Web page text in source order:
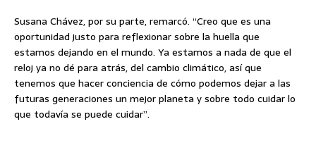
Susana Chávez, por su parte, remarcó. “Creo que es una
oportunidad justo para reflexionar sobre la huella que
estamos dejando en el mundo. Ya estamos a nada de que el
reloj ya no dé para atrás, del cambio climático, así que
tenemos que hacer conciencia de cómo podemos dejar a las
futuras generaciones un mejor planeta y sobre todo cuidar lo
que todavía se puede cuidar”.